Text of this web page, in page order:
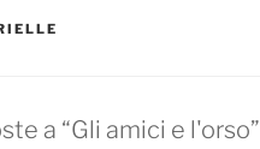
o
na “Gli amici e l'orso”